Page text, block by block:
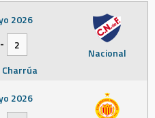
Nacional
2026
-
2
2026